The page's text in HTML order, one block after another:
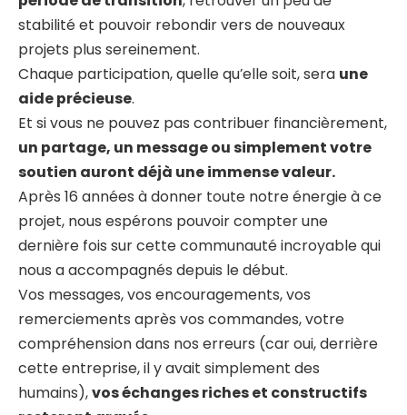
stabilité et pouvoir rebondir vers de nouveaux
projets plus sereinement.
Chaque participation, quelle qu’elle soit, sera une
aide précieuse.
Et si vous ne pouvez pas contribuer financièrement,
un partage, un message ou simplement votre
soutien auront déjà une immense valeur.
Après 16 années à donner toute notre énergie à ce
projet, nous espérons pouvoir compter une
dernière fois sur cette communauté incroyable qui
nous a accompagnés depuis le début.
Vos messages, vos encouragements, vos
remerciements après vos commandes, votre
compréhension dans nos erreurs (car oui, derrière
cette entreprise, il y avait simplement des
humains),vos échanges riches et constructifs